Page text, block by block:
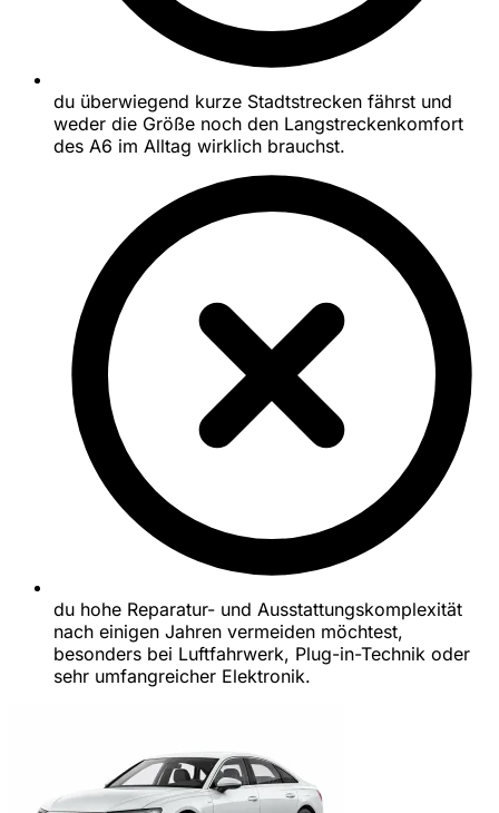
du überwiegend kurze Stadtstrecken fährst und
weder die Größe noch den Langstreckenkomfort
des A6 im Alltag wirklich brauchst.
du hohe Reparatur- und Ausstattungskomplexität
nach einigen Jahren vermeiden möchtest,
besonders bei Luftfahrwerk, Plug-in-Technik oder
sehr umfangreicher Elektronik.